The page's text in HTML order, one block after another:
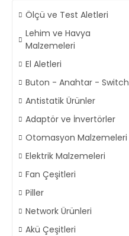
Ölçü ve Test Aletleri
Lehim ve Havya
Malzemeleri
El Aletleri
Buton - Anahtar - Switch
Antistatik Ürünler
Adaptör ve İnvertörler
Otomasyon Malzemeleri
Elektrik Malzemeleri
Fan Çeşitleri
Piller
Network Ürünleri
Akü Çeşitleri